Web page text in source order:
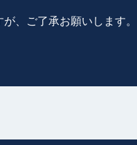
、ご了承お願いします。